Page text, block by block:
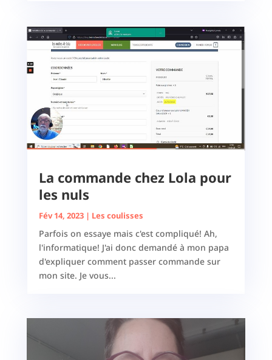
La commande chez Lola pour
les nuls
Fév 14, 2023| Les coulisses
Parfois on essaye mais c'est compliqué! Ah,
l'informatique! J'ai donc demandé à mon papa
d'expliquer comment passer commande sur
mon site. Je vous...